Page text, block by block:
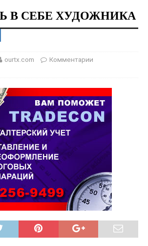
В СЕБЕ ХУДОЖНИКА
ourtx.com
Комментарии